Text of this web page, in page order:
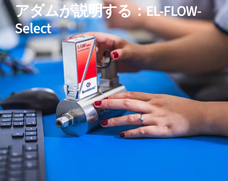
06
実証済みの性能
アダムが説明する：EL-FLOW-
Select